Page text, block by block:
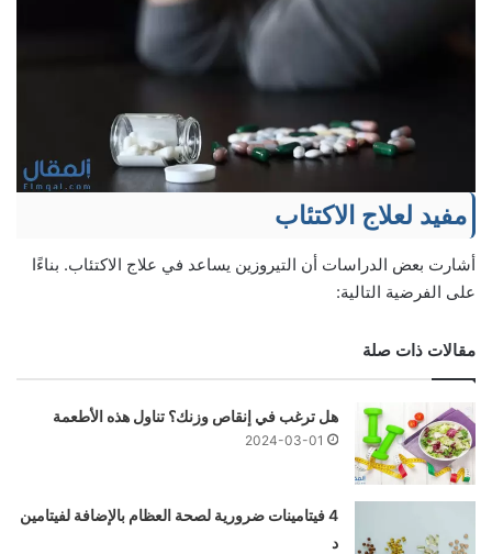
مفيد لعلاج الاكتئاب
أشارت بعض الدراسات أن التيروزين يساعد في علاج الاكتئاب. بناءًا
على الفرضية التالية:
مقالات ذات صلة
هل ترغب في إنقاص وزنك؟ تناول هذه الأطعمة
2024-03-01
4 فيتامينات ضرورية لصحة العظام بالإضافة لفيتامين
د